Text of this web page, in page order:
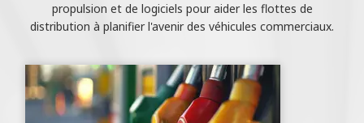
propulsion et de logiciels pour aider les flottes de
distribution à planifier l'avenir des véhicules commerciaux.